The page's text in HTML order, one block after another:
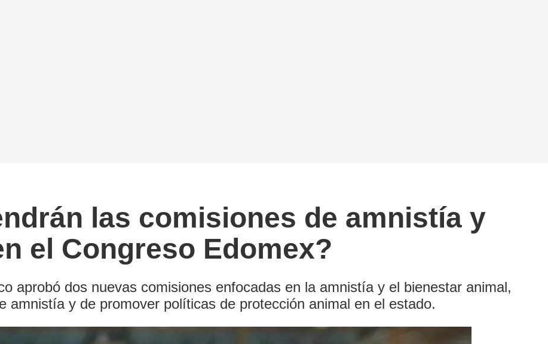
las comisiones de amnistía y
el Congreso Edomex?
aprobó dos nuevas comisiones enfocadas en la amnistía y el bienestar animal,
amnistía y de promover políticas de protección animal en el estado.